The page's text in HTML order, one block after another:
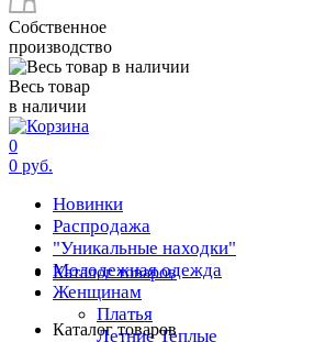
Собственное
производство
Весь товар
в наличии
0
0 руб.
Новинки
Распродажа
"Уникальные находки"
Молодежная одежда
Женщинам
Платья
Летние Теплые
Каталог товаров
Каталог товаров